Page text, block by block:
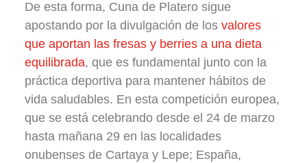
De esta forma, Cuna de Platero sigue
apostando por la divulgación de los valores
que aportan las fresas y berries a una dieta
equilibrada, que es fundamental junto con la
práctica deportiva para mantener hábitos de
vida saludables. En esta competición europea,
que se está celebrando desde el 24 de marzo
hasta mañana 29 en las localidades
onubenses de Cartaya y Lepe; España,